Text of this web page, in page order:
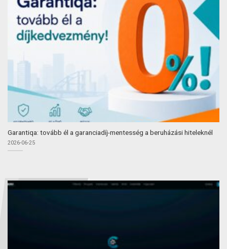
Garantiqa: tovább él a garanciadíj-mentesség a beruházási hiteleknél
2026-06-25